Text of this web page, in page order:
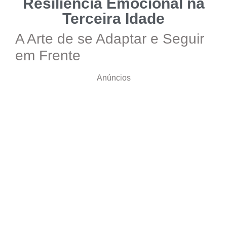
Terceira Idade
A Arte de se Adaptar e Seguir
em Frente
Anúncios